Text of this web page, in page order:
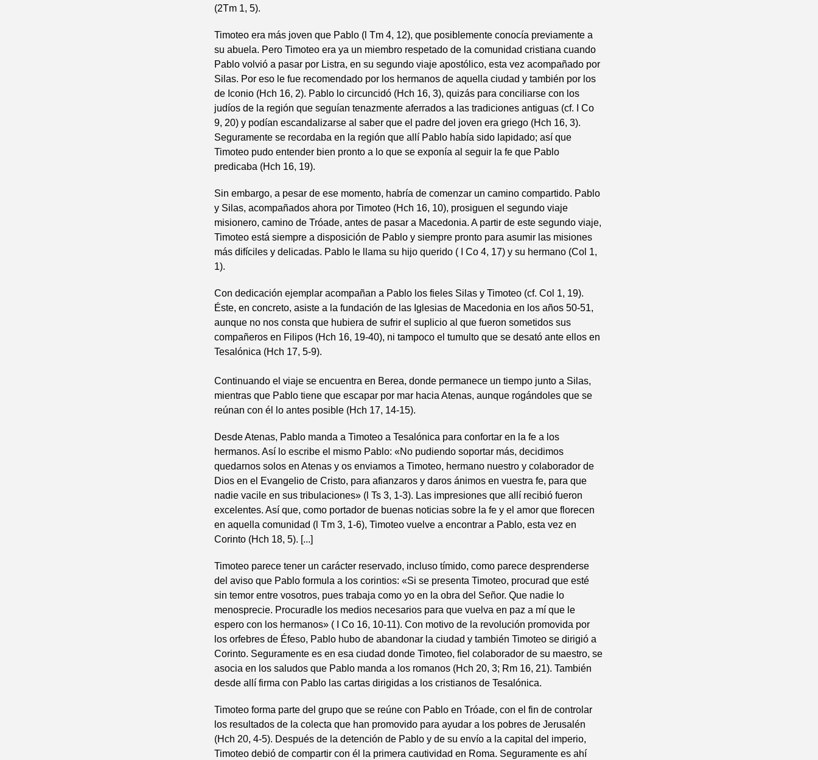
(2Tm 1, 5).
Timoteo era más joven que Pablo (l Tm 4, 12), que posiblemente conocía previamente a
su abuela. Pero Timoteo era ya un miembro respetado de la comunidad cristiana cuando
Pablo volvió a pasar por Listra, en su segundo viaje apostólico, esta vez acompañado por
Silas. Por eso le fue recomendado por los hermanos de aquella ciudad y también por los
de Iconio (Hch 16, 2). Pablo lo circuncidó (Hch 16, 3), quizás para conciliarse con los
judíos de la región que seguían tenazmente aferrados a las tradiciones antiguas (cf. I Co
9, 20) y podían escandalizarse al saber que el padre del joven era griego (Hch 16, 3).
Seguramente se recordaba en la región que allí Pablo había sido lapidado; así que
Timoteo pudo entender bien pronto a lo que se exponía al seguir la fe que Pablo
predicaba (Hch 16, 19).
Sin embargo, a pesar de ese momento, habría de comenzar un camino compartido. Pablo
y Silas, acompañados ahora por Timoteo (Hch 16, 10), prosiguen el segundo viaje
misionero, camino de Tróade, antes de pasar a Macedonia. A partir de este segundo viaje,
Timoteo está siempre a disposición de Pablo y siempre pronto para asumir las misiones
más difíciles y delicadas. Pablo le llama su hijo querido ( I Co 4, 17) y su hermano (Col 1,
1).
Con dedicación ejemplar acompañan a Pablo los fieles Silas y Timoteo (cf. Col 1, 19).
Éste, en concreto, asiste a la fundación de las Iglesias de Macedonia en los años 50-51,
aunque no nos consta que hubiera de sufrir el suplicio al que fueron sometidos sus
compañeros en Filipos (Hch 16, 19-40), ni tampoco el tumulto que se desató ante ellos en
Tesalónica (Hch 17, 5-9).
Continuando el viaje se encuentra en Berea, donde permanece un tiempo junto a Silas,
mientras que Pablo tiene que escapar por mar hacia Atenas, aunque rogándoles que se
reúnan con él lo antes posible (Hch 17, 14-15).
Desde Atenas, Pablo manda a Timoteo a Tesalónica para confortar en la fe a los
hermanos. Así lo escribe el mismo Pablo: «No pudiendo soportar más, decidimos
quedarnos solos en Atenas y os enviamos a Timoteo, hermano nuestro y colaborador de
Dios en el Evangelio de Cristo, para afianzaros y daros ánimos en vuestra fe, para que
nadie vacile en sus tribulaciones» (l Ts 3, 1-3). Las impresiones que allí recibió fueron
excelentes. Así que, como portador de buenas noticias sobre la fe y el amor que florecen
en aquella comunidad (l Tm 3, 1-6), Timoteo vuelve a encontrar a Pablo, esta vez en
Corinto (Hch 18, 5). [...]
Timoteo parece tener un carácter reservado, incluso tímido, como parece desprenderse
del aviso que Pablo formula a los corintios: «Si se presenta Timoteo, procurad que esté
sin temor entre vosotros, pues trabaja como yo en la obra del Señor. Que nadie lo
menosprecie. Procuradle los medios necesarios para que vuelva en paz a mí que le
espero con los hermanos» ( I Co 16, 10-11). Con motivo de la revolución promovida por
los orfebres de Éfeso, Pablo hubo de abandonar la ciudad y también Timoteo se dirigió a
Corinto. Seguramente es en esa ciudad donde Timoteo, fiel colaborador de su maestro, se
asocia en los saludos que Pablo manda a los romanos (Hch 20, 3; Rm 16, 21). También
desde allí firma con Pablo las cartas dirigidas a los cristianos de Tesalónica.
Timoteo forma parte del grupo que se reúne con Pablo en Tróade, con el fin de controlar
los resultados de la colecta que han promovido para ayudar a los pobres de Jerusalén
(Hch 20, 4-5). Después de la detención de Pablo y de su envío a la capital del imperio,
Timoteo debió de compartir con él la primera cautividad en Roma. Seguramente es ahí